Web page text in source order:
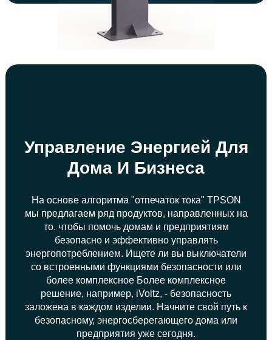
Управление Энергией Для
Дома И Бизнеса
На основе алгоритма "отпечаток тока" TPSON
мы предлагаем ряд продуктов, направленных на
то. чтобы помочь домам и предприятиям
безопасно и эффективно управлять
энергопотреблением. Ищете ли вы выключатели
со встроенными функциями безопасности или
более комплексное Более комплексное
решение, например, iVoltz, - безопасность
заложена в каждом изделии. Начните свой путь к
безопасному, энергосберегающего дома или
предприятия уже сегодня.